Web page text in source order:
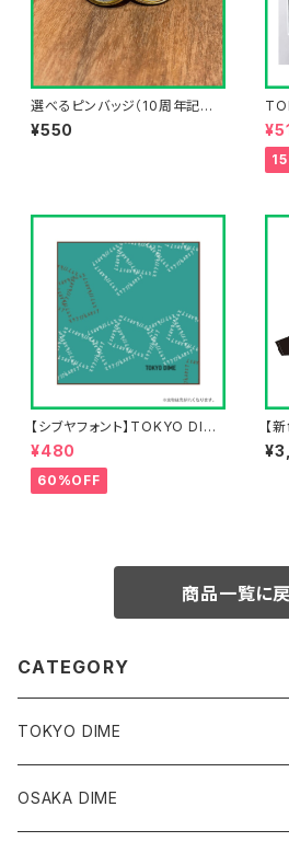
選べるピンバッジ（10周年記念
ロゴ／コインロゴ）
¥550
リ
【シブヤフォント】TOKYO DIME
タオルハンカチ
¥480
60%OFF
【
カ
商品一覧に
CATEGORY
TOKYO DIME
Tops
OSAKA DIME